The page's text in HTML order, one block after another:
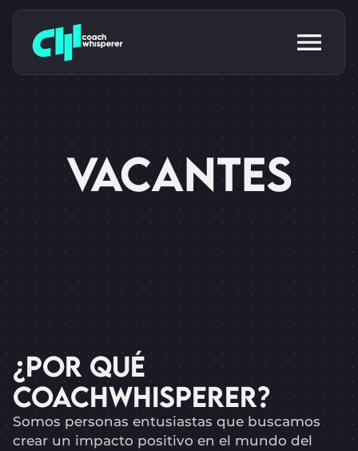
VACANTES
¿POR QUÉ
COACHWHISPERER?
Somos personas entusiastas que buscamos
crear un impacto positivo en el mundo del